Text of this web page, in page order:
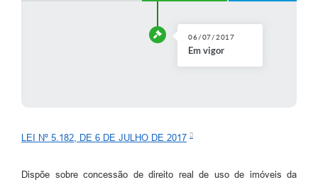
06/07/2017
Em vigor
LEI Nº 5.182, DE 6 DE JULHO DE 2017
Dispõe sobre concessão de direito real de uso de imóveis da